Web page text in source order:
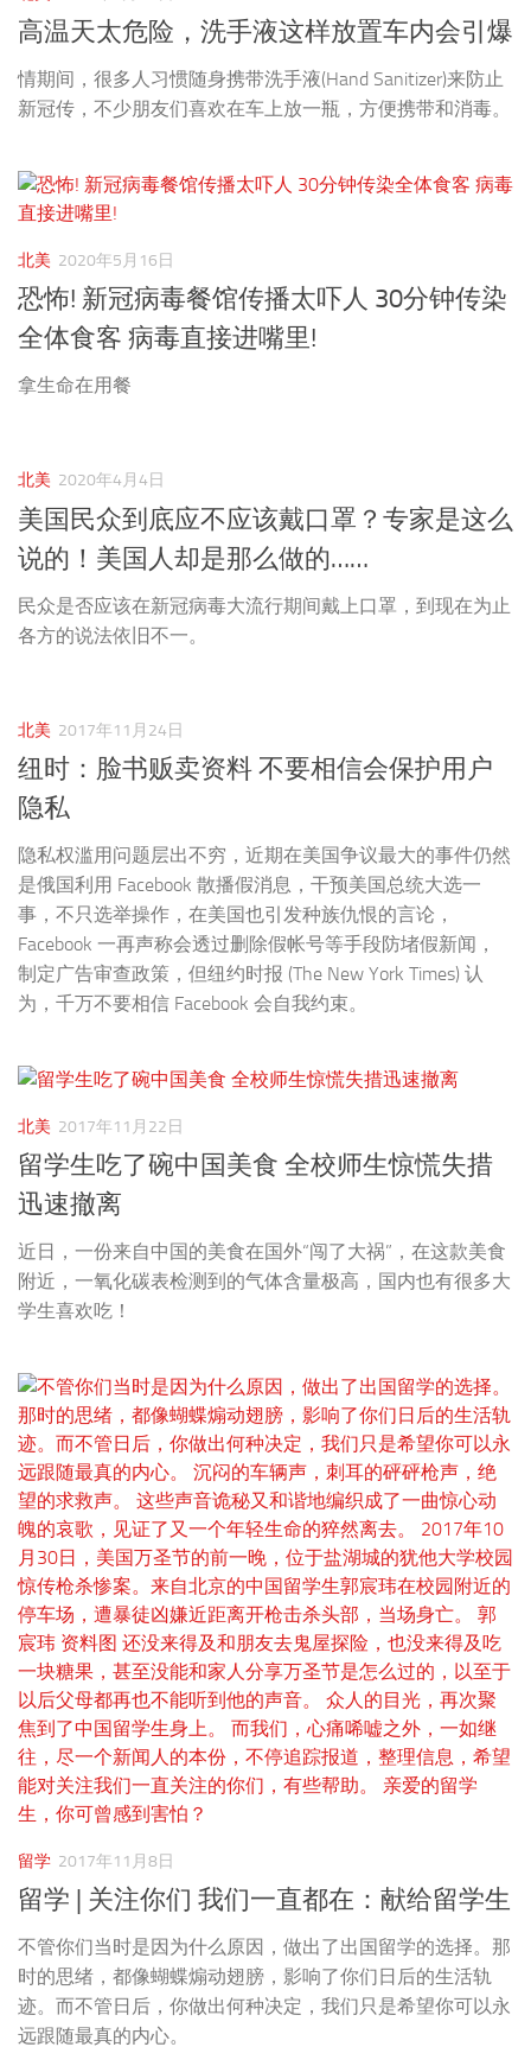
高温天太危险，洗手液这样放置车内会引爆
情期间，很多人习惯随身携带洗手液(Hand Sanitizer)来防止
新冠传，不少朋友们喜欢在车上放一瓶，方便携带和消毒。
北美 2020年5月16日
恐怖! 新冠病毒餐馆传播太吓人 30分钟传染
全体食客 病毒直接进嘴里!
拿生命在用餐
北美 2020年4月4日
美国民众到底应不应该戴口罩？专家是这么
说的！美国人却是那么做的……
民众是否应该在新冠病毒大流行期间戴上口罩，到现在为止
各方的说法依旧不一。
北美 2017年11月24日
纽时：脸书贩卖资料 不要相信会保护用户
隐私
隐私权滥用问题层出不穷，近期在美国争议最大的事件仍然
是俄国利用 Facebook 散播假消息，干预美国总统大选一
事，不只选举操作，在美国也引发种族仇恨的言论，
Facebook 一再声称会透过删除假帐号等手段防堵假新闻，
制定广告审查政策，但纽约时报 (The New York Times) 认
为，千万不要相信 Facebook 会自我约束。
北美 2017年11月22日
留学生吃了碗中国美食 全校师生惊慌失措
迅速撤离
近日，一份来自中国的美食在国外“闯了大祸”，在这款美食
附近，一氧化碳表检测到的气体含量极高，国内也有很多大
学生喜欢吃！
留学 2017年11月8日
留学 | 关注你们 我们一直都在：献给留学生
不管你们当时是因为什么原因，做出了出国留学的选择。那
时的思绪，都像蝴蝶煽动翅膀，影响了你们日后的生活轨
迹。而不管日后，你做出何种决定，我们只是希望你可以永
远跟随最真的内心。